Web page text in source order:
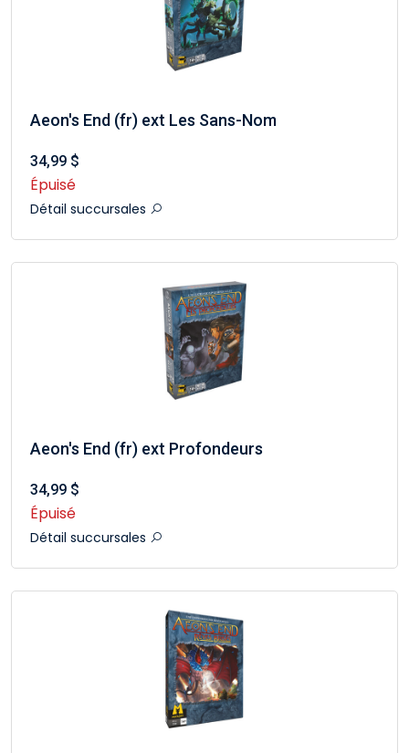
Aeon's End (fr) ext Les Sans-Nom
34,99 $
Épuisé
Détail succursales
Aeon's End (fr) ext Profondeurs
34,99 $
Épuisé
Détail succursales